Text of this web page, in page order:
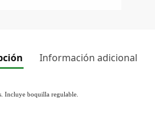
Información adicional
Incluye boquilla regulable.